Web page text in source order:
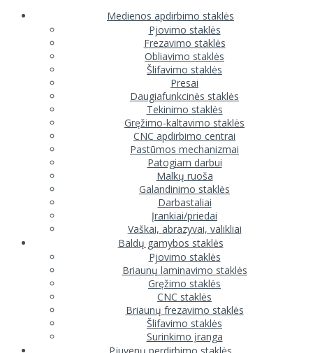
Medienos apdirbimo staklės
Pjovimo staklės
Frezavimo staklės
Obliavimo staklės
Šlifavimo staklės
Presai
Daugiafunkcinės staklės
Tekinimo staklės
Gręžimo-kaltavimo staklės
CNC apdirbimo centrai
Pastūmos mechanizmai
Patogiam darbui
Malkų ruoša
Galandinimo staklės
Darbastaliai
Įrankiai/priedai
Vaškai, abrazyvai, valikliai
Baldų gamybos staklės
Pjovimo staklės
Briaunų laminavimo staklės
Gręžimo staklės
CNC staklės
Briaunų frezavimo staklės
Šlifavimo staklės
Surinkimo įranga
Pjuvenų perdirbimo staklės